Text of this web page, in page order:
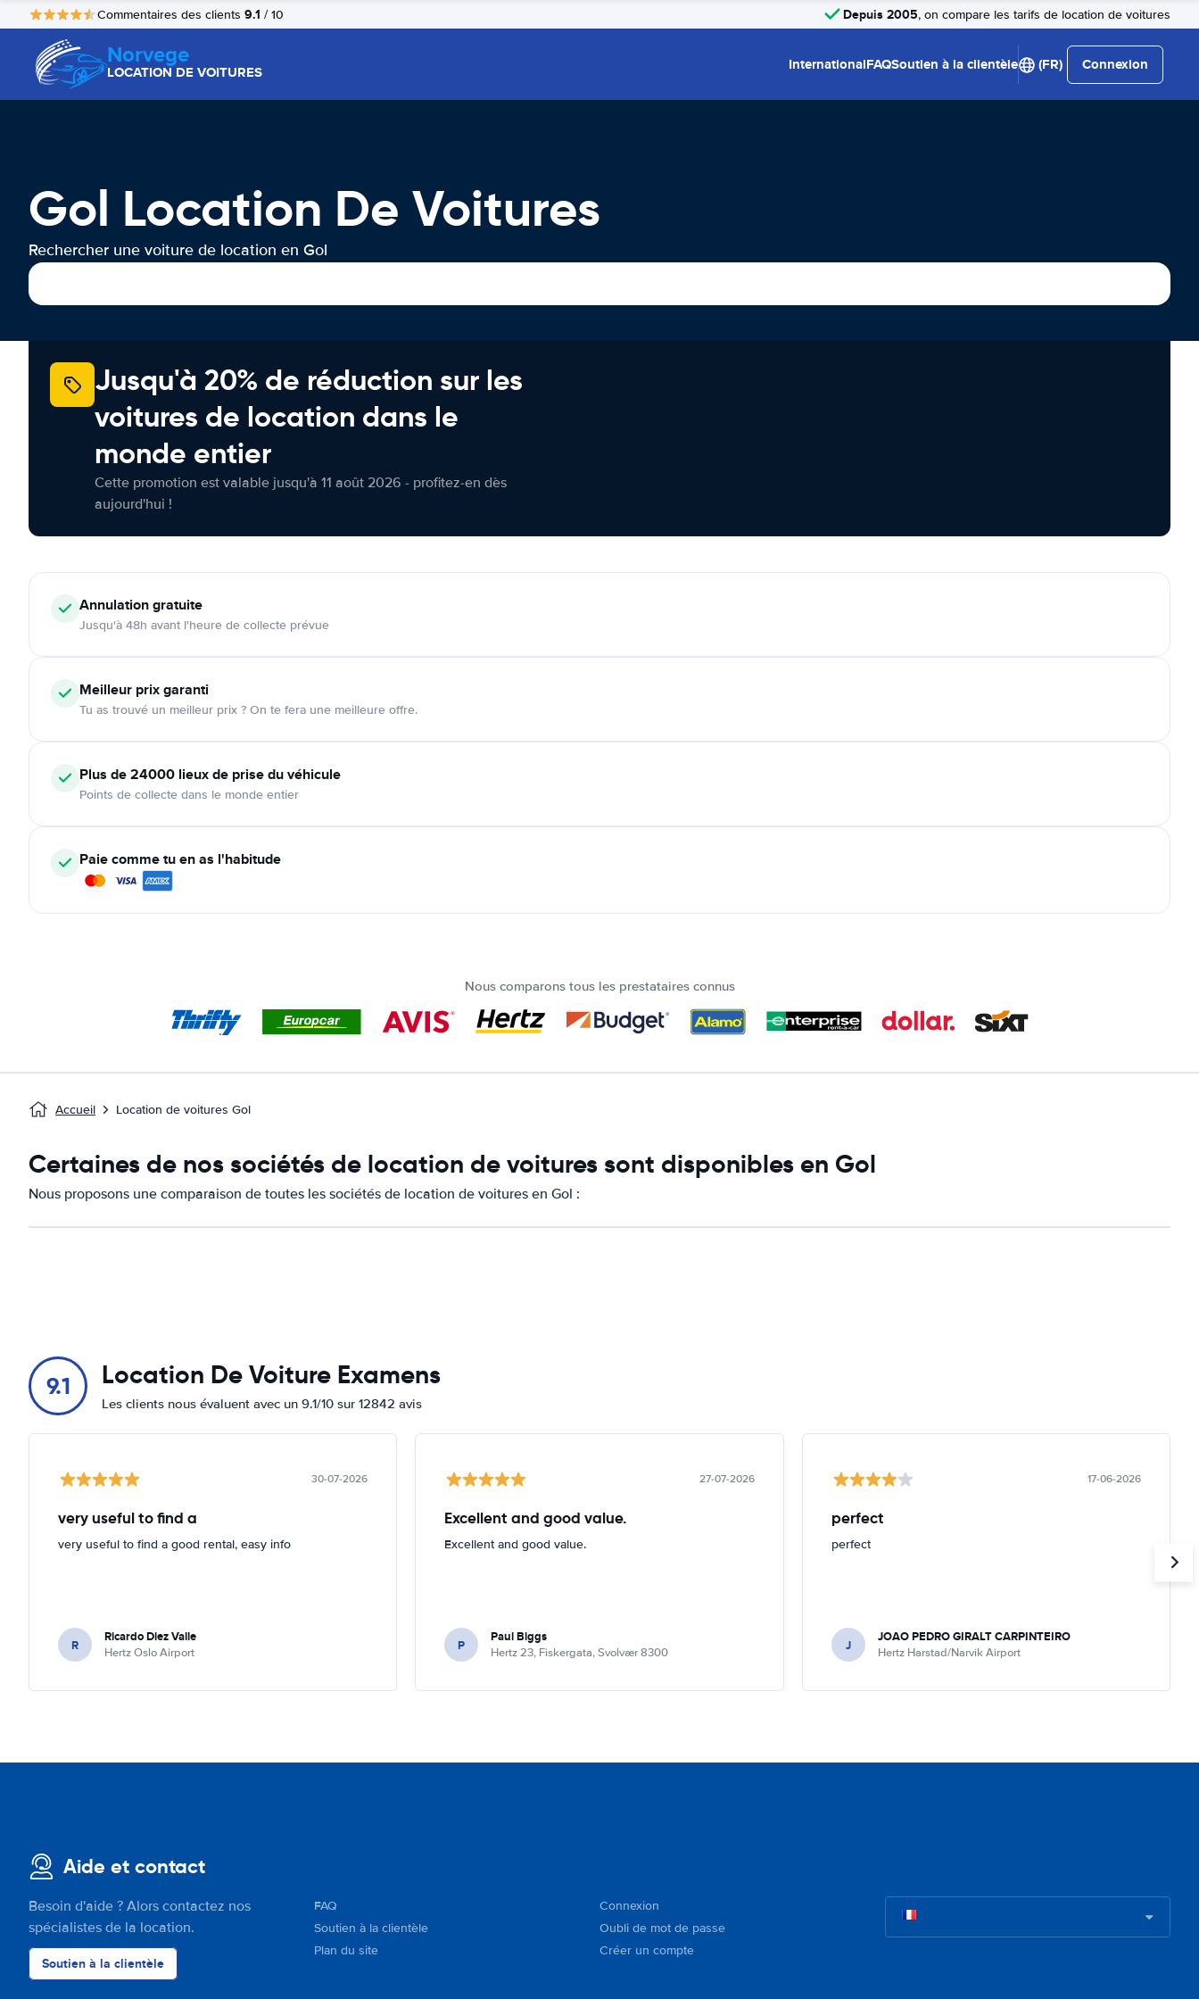
Commentaires des clients 9.1 / 10 Depuis 2005, on compare les tarifs de location de voitures
Norvege
LOCATION DE VOITURES InternationalFAQSoutien à la clientèle (FR) Connexion
Gol Location De Voitures
Rechercher une voiture de location en Gol
Jusqu'à 20% de réduction sur les
voitures de location dans le
monde entier
Cette promotion est valable jusqu'à 11 août 2026 - profitez-en dès
aujourd'hui !
Annulationgratuite
Jusqu'à 48h avant l'heure de collecte prévue
Meilleur prix garanti
Tu as trouvé un meilleur prix ? On te fera une meilleure offre.
Plus de 24000 lieux de prise du véhicule
Points de collecte dans le monde entier
Paie comme tu en as l'habitude
Nous comparons tous les prestataires connus
Accueil Location de voitures Gol
Certaines de nos sociétés de location de voitures sont disponibles en Gol
Nous proposons une comparaison de toutes les sociétés de location de voitures en Gol :
9.1 Location De Voiture Examens
Les clients nous évaluent avec un 9.1/10 sur 12842 avis
30-07-2026
very useful to find a
very useful to find a good rental, easy info
R Ricardo Diez Valle
Hertz Oslo Airport
27-07-2026
Excellent and good value.
Excellent and good value.
P Paul Biggs
Hertz 23, Fiskergata, Svolvær 8300
17-06-2026
perfect
perfect
J JOAO PEDRO GIRALT CARPINTEIRO
Hertz Harstad/Narvik Airport
Aide et contact
Besoin d'aide ? Alors contactez nos
spécialistes de la location.
Soutien à la clientèle
FAQ
Soutien à la clientèle
Plan du site
Connexion
Oubli de mot de passe
Créer un compte